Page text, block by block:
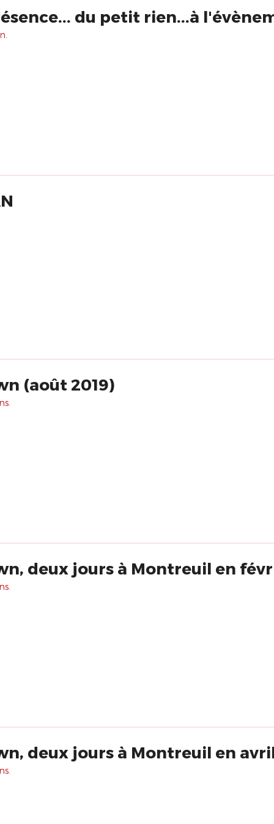
du petit rien...à
(août 2019)
deux jours à Montreuil en
deux jours à Montreuil en